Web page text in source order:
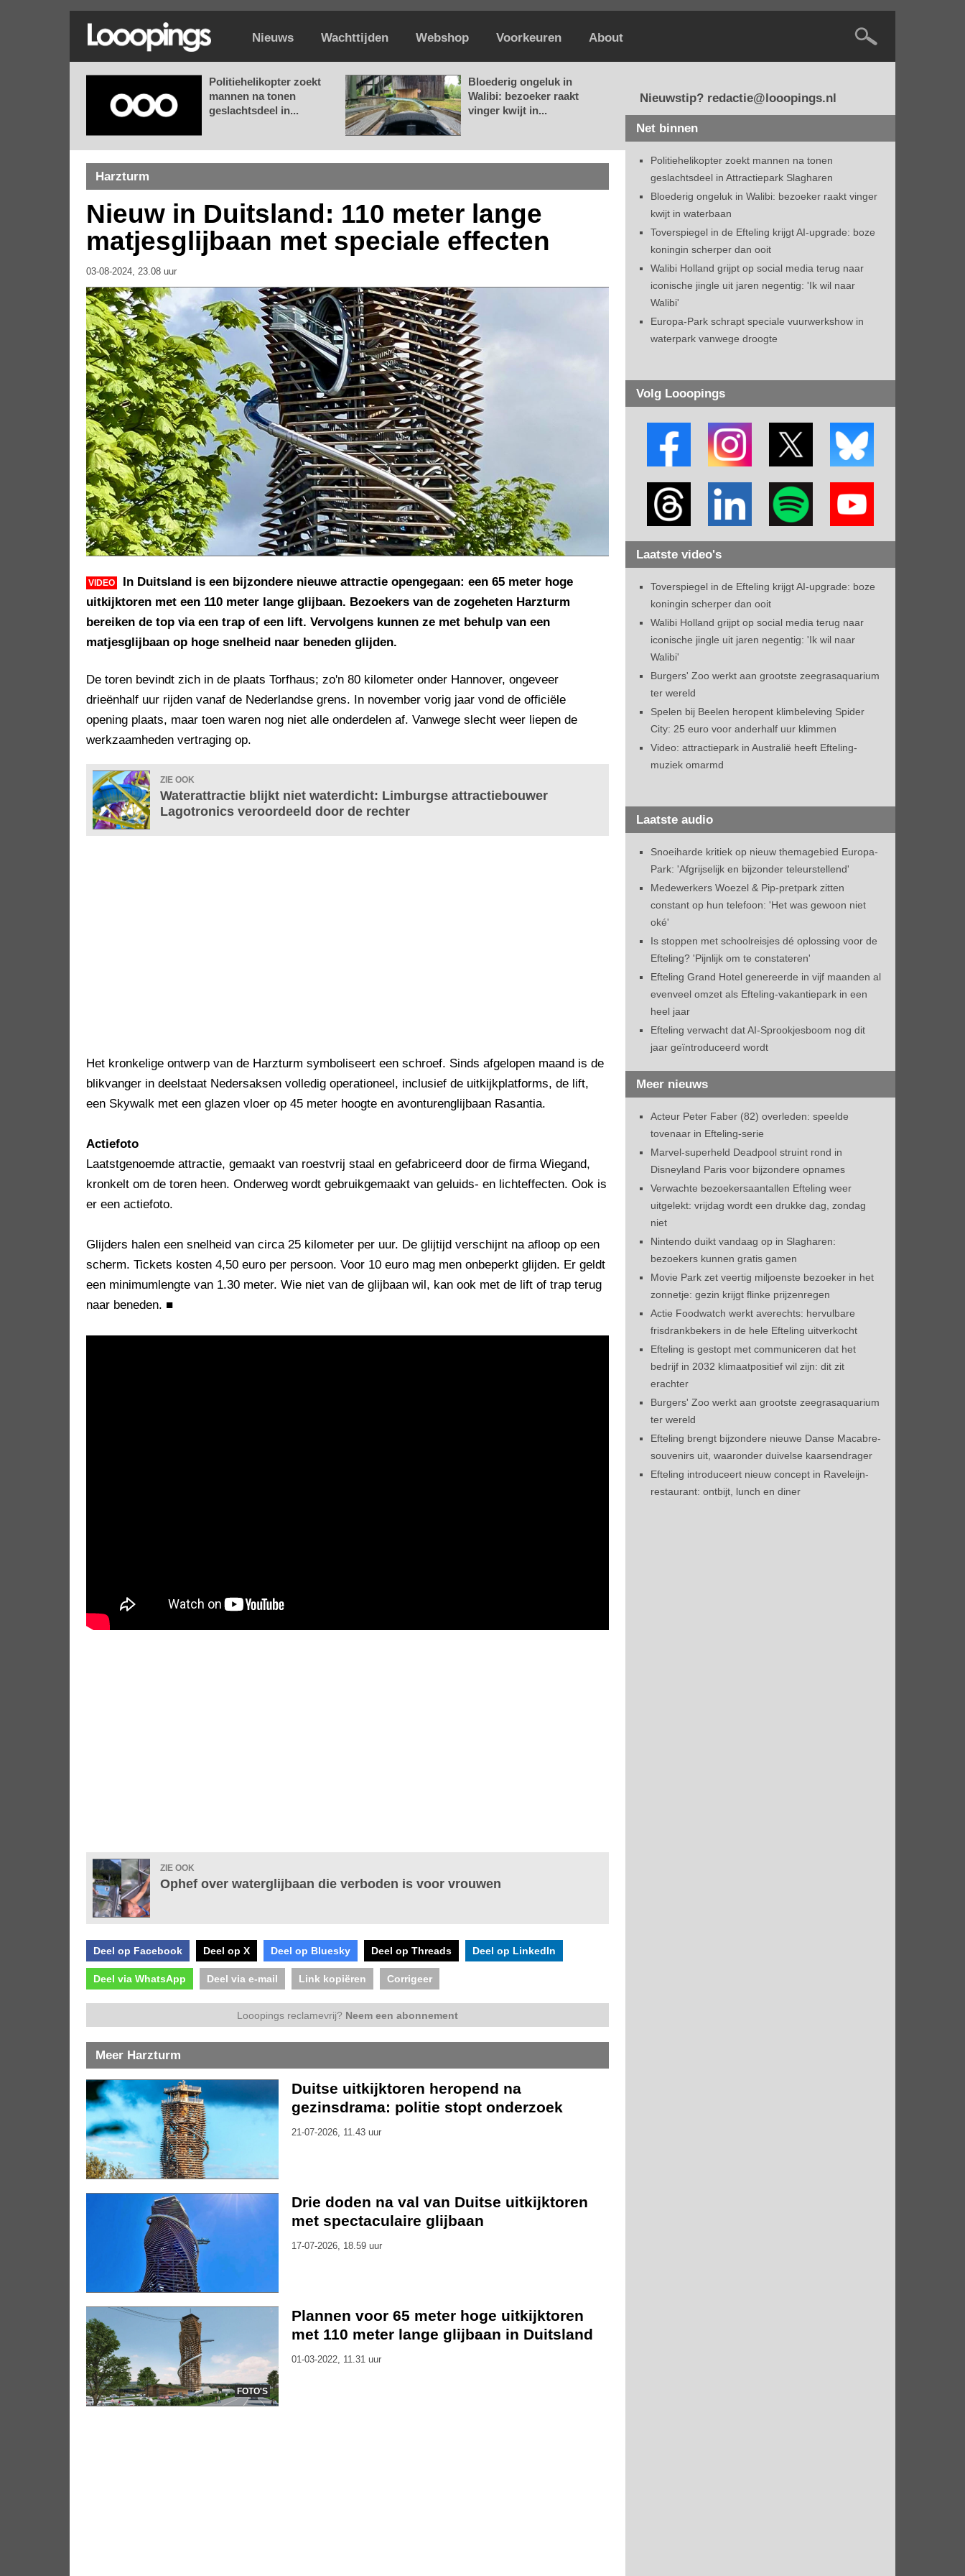
Nieuws Wachttijden Webshop Voorkeuren About
Politiehelikopter zoekt
mannen na tonen
geslachtsdeel in...
Bloederig ongeluk in
Walibi: bezoeker raakt
vinger kwijt in...
Harzturm
Nieuw in Duitsland: 110 meter lange
matjesglijbaan met speciale effecten
03-08-2024, 23.08 uur
VIDEO
In Duitsland is een bijzondere nieuwe attractie opengegaan: een 65 meter hoge
uitkijktoren met een 110 meter lange glijbaan. Bezoekers van de zogeheten Harzturm
bereiken de top via een trap of een lift. Vervolgens kunnen ze met behulp van een
matjesglijbaan op hoge snelheid naar beneden glijden.
De toren bevindt zich in de plaats Torfhaus; zo'n 80 kilometer onder Hannover, ongeveer
drieënhalf uur rijden vanaf de Nederlandse grens. In november vorig jaar vond de officiële
opening plaats, maar toen waren nog niet alle onderdelen af. Vanwege slecht weer liepen de
werkzaamheden vertraging op.
ZIE OOK
Waterattractie blijkt niet waterdicht: Limburgse attractiebouwer
Lagotronics veroordeeld door de rechter
Het kronkelige ontwerp van de Harzturm symboliseert een schroef. Sinds afgelopen maand is de
blikvanger in deelstaat Nedersaksen volledig operationeel, inclusief de uitkijkplatforms, de lift,
een Skywalk met een glazen vloer op 45 meter hoogte en avonturenglijbaan Rasantia.
Actiefoto
Laatstgenoemde attractie, gemaakt van roestvrij staal en gefabriceerd door de firma Wiegand,
kronkelt om de toren heen. Onderweg wordt gebruikgemaakt van geluids- en lichteffecten. Ook is
er een actiefoto.
Glijders halen een snelheid van circa 25 kilometer per uur. De glijtijd verschijnt na afloop op een
scherm. Tickets kosten 4,50 euro per persoon. Voor 10 euro mag men onbeperkt glijden. Er geldt
een minimumlengte van 1.30 meter. Wie niet van de glijbaan wil, kan ook met de lift of trap terug
naar beneden. ■
ZIE OOK
Ophef over waterglijbaan die verboden is voor vrouwen
Deel op Facebook Deel op X Deel op Bluesky Deel op Threads Deel op LinkedIn
Deel via WhatsApp Deel via e-mail Link kopiëren Corrigeer
Looopings reclamevrij? Neem een abonnement
Meer Harzturm
Duitse uitkijktoren heropend na
gezinsdrama: politie stopt onderzoek
21-07-2026, 11.43 uur
Drie doden na val van Duitse uitkijktoren
met spectaculaire glijbaan
17-07-2026, 18.59 uur
FOTO'S
Plannen voor 65 meter hoge uitkijktoren
met 110 meter lange glijbaan in Duitsland
01-03-2022, 11.31 uur
Nieuwstip? redactie@looopings.nl
Net binnen
Politiehelikopter zoekt mannen na tonen
geslachtsdeel in Attractiepark Slagharen
Bloederig ongeluk in Walibi: bezoeker raakt vinger
kwijt in waterbaan
Toverspiegel in de Efteling krijgt AI-upgrade: boze
koningin scherper dan ooit
Walibi Holland grijpt op social media terug naar
iconische jingle uit jaren negentig: 'Ik wil naar
Walibi'
Europa-Park schrapt speciale vuurwerkshow in
waterpark vanwege droogte
Volg Looopings
Laatste video's
Toverspiegel in de Efteling krijgt AI-upgrade: boze
koningin scherper dan ooit
Walibi Holland grijpt op social media terug naar
iconische jingle uit jaren negentig: 'Ik wil naar
Walibi'
Burgers' Zoo werkt aan grootste zeegrasaquarium
ter wereld
Spelen bij Beelen heropent klimbeleving Spider
City: 25 euro voor anderhalf uur klimmen
Video: attractiepark in Australië heeft Efteling-
muziek omarmd
Laatste audio
Snoeiharde kritiek op nieuw themagebied Europa-
Park: 'Afgrijselijk en bijzonder teleurstellend'
Medewerkers Woezel & Pip-pretpark zitten
constant op hun telefoon: 'Het was gewoon niet
oké'
Is stoppen met schoolreisjes dé oplossing voor de
Efteling? 'Pijnlijk om te constateren'
Efteling Grand Hotel genereerde in vijf maanden al
evenveel omzet als Efteling-vakantiepark in een
heel jaar
Efteling verwacht dat AI-Sprookjesboom nog dit
jaar geïntroduceerd wordt
Meer nieuws
Acteur Peter Faber (82) overleden: speelde
tovenaar in Efteling-serie
Marvel-superheld Deadpool struint rond in
Disneyland Paris voor bijzondere opnames
Verwachte bezoekersaantallen Efteling weer
uitgelekt: vrijdag wordt een drukke dag, zondag
niet
Nintendo duikt vandaag op in Slagharen:
bezoekers kunnen gratis gamen
Movie Park zet veertig miljoenste bezoeker in het
zonnetje: gezin krijgt flinke prijzenregen
Actie Foodwatch werkt averechts: hervulbare
frisdrankbekers in de hele Efteling uitverkocht
Efteling is gestopt met communiceren dat het
bedrijf in 2032 klimaatpositief wil zijn: dit zit
erachter
Burgers' Zoo werkt aan grootste zeegrasaquarium
ter wereld
Efteling brengt bijzondere nieuwe Danse Macabre-
souvenirs uit, waaronder duivelse kaarsendrager
Efteling introduceert nieuw concept in Raveleijn-
restaurant: ontbijt, lunch en diner